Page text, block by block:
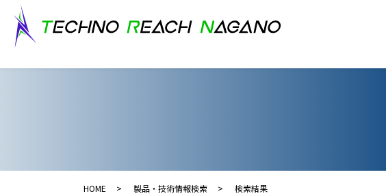
HOME 製品・技術情報検索 検索結果